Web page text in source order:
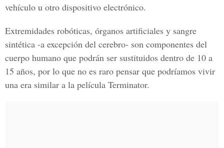
vehículo u otro dispositivo electrónico.
Extremidades robóticas, órganos artificiales y sangre
sintética -a excepción del cerebro- son componentes del
cuerpo humano que podrán ser sustituidos dentro de 10 a
15 años, por lo que no es raro pensar que podríamos vivir
una era similar a la película Terminator.